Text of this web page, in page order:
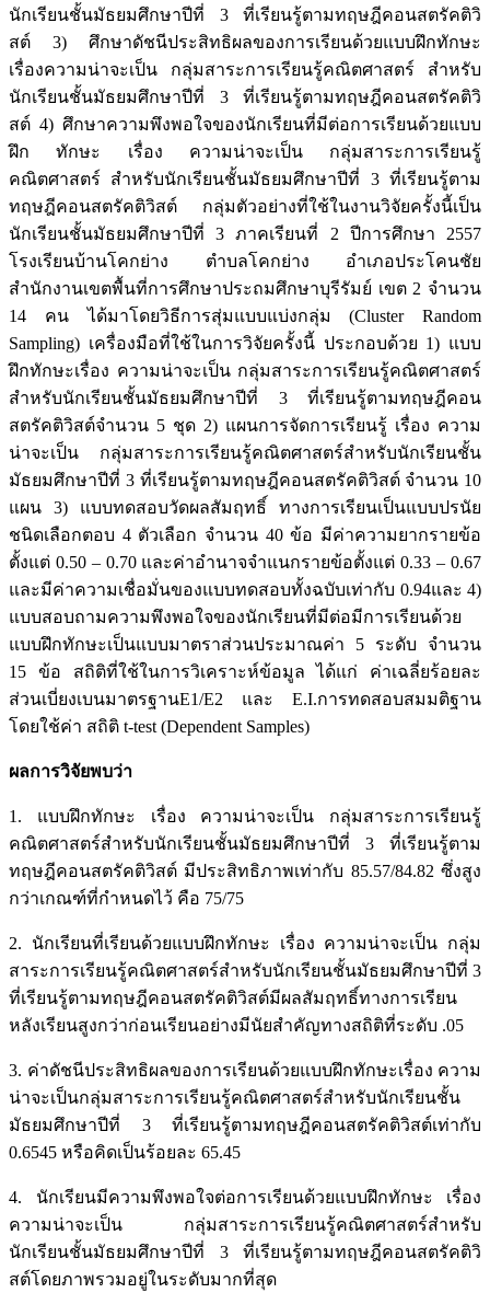
นักเรียนชั้นมัธยมศึกษาปีที่ 3 ที่เรียนรู้ตามทฤษฎีคอนสตรัคติวิ
สต์ 3) ศึกษาดัชนีประสิทธิผลของการเรียนด้วยแบบฝึกทักษะ
เรื่องความน่าจะเป็น กลุ่มสาระการเรียนรู้คณิตศาสตร์ สำหรับ
นักเรียนชั้นมัธยมศึกษาปีที่ 3 ที่เรียนรู้ตามทฤษฎีคอนสตรัคติวิ
สต์ 4) ศึกษาความพึงพอใจของนักเรียนที่มีต่อการเรียนด้วยแบบ
ฝึก ทักษะ เรื่อง ความน่าจะเป็น กลุ่มสาระการเรียนรู้
คณิตศาสตร์ สำหรับนักเรียนชั้นมัธยมศึกษาปีที่ 3 ที่เรียนรู้ตาม
ทฤษฎีคอนสตรัคติวิสต์ กลุ่มตัวอย่างที่ใช้ในงานวิจัยครั้งนี้เป็น
นักเรียนชั้นมัธยมศึกษาปีที่ 3 ภาคเรียนที่ 2 ปีการศึกษา 2557
โรงเรียนบ้านโคกย่าง ตำบลโคกย่าง อำเภอประโคนชัย
สำนักงานเขตพื้นที่การศึกษาประถมศึกษาบุรีรัมย์ เขต 2 จำนวน
14 คน ได้มาโดยวิธีการสุ่มแบบแบ่งกลุ่ม (Cluster Random
Sampling) เครื่องมือที่ใช้ในการวิจัยครั้งนี้ ประกอบด้วย 1) แบบ
ฝึกทักษะเรื่อง ความน่าจะเป็น กลุ่มสาระการเรียนรู้คณิตศาสตร์
สำหรับนักเรียนชั้นมัธยมศึกษาปีที่ 3 ที่เรียนรู้ตามทฤษฎีคอน
สตรัคติวิสต์จำนวน 5 ชุด 2) แผนการจัดการเรียนรู้ เรื่อง ความ
น่าจะเป็น กลุ่มสาระการเรียนรู้คณิตศาสตร์สำหรับนักเรียนชั้น
มัธยมศึกษาปีที่ 3 ที่เรียนรู้ตามทฤษฎีคอนสตรัคติวิสต์ จำนวน 10
แผน 3) แบบทดสอบวัดผลสัมฤทธิ์ ทางการเรียนเป็นแบบปรนัย
ชนิดเลือกตอบ 4 ตัวเลือก จำนวน 40 ข้อ มีค่าความยากรายข้อ
ตั้งแต่ 0.50 – 0.70 และค่าอำนาจจำแนกรายข้อตั้งแต่ 0.33 – 0.67
และมีค่าความเชื่อมั่นของแบบทดสอบทั้งฉบับเท่ากับ 0.94และ 4)
แบบสอบถามความพึงพอใจของนักเรียนที่มีต่อมีการเรียนด้วย
แบบฝึกทักษะเป็นแบบมาตราส่วนประมาณค่า 5 ระดับ จำนวน
15 ข้อ สถิติที่ใช้ในการวิเคราะห์ข้อมูล ได้แก่ ค่าเฉลี่ยร้อยละ
ส่วนเบี่ยงเบนมาตรฐานE1/E2 และ E.I.การทดสอบสมมติฐาน
โดยใช้ค่า สถิติ t-test (Dependent Samples)
ผลการวิจัยพบว่า
1. แบบฝึกทักษะ เรื่อง ความน่าจะเป็น กลุ่มสาระการเรียนรู้
คณิตศาสตร์สำหรับนักเรียนชั้นมัธยมศึกษาปีที่ 3 ที่เรียนรู้ตาม
ทฤษฎีคอนสตรัคติวิสต์ มีประสิทธิภาพเท่ากับ 85.57/84.82 ซึ่งสูง
กว่าเกณฑ์ที่กำหนดไว้ คือ 75/75
2. นักเรียนที่เรียนด้วยแบบฝึกทักษะ เรื่อง ความน่าจะเป็น กลุ่ม
สาระการเรียนรู้คณิตศาสตร์สำหรับนักเรียนชั้นมัธยมศึกษาปีที่ 3
ที่เรียนรู้ตามทฤษฎีคอนสตรัคติวิสต์มีผลสัมฤทธิ์ทางการเรียน
หลังเรียนสูงกว่าก่อนเรียนอย่างมีนัยสำคัญทางสถิติที่ระดับ .05
3. ค่าดัชนีประสิทธิผลของการเรียนด้วยแบบฝึกทักษะเรื่อง ความ
น่าจะเป็นกลุ่มสาระการเรียนรู้คณิตศาสตร์สำหรับนักเรียนชั้น
มัธยมศึกษาปีที่ 3 ที่เรียนรู้ตามทฤษฎีคอนสตรัคติวิสต์เท่ากับ
0.6545 หรือคิดเป็นร้อยละ 65.45
4. นักเรียนมีความพึงพอใจต่อการเรียนด้วยแบบฝึกทักษะ เรื่อง
ความน่าจะเป็น กลุ่มสาระการเรียนรู้คณิตศาสตร์สำหรับ
นักเรียนชั้นมัธยมศึกษาปีที่ 3 ที่เรียนรู้ตามทฤษฎีคอนสตรัคติวิ
สต์โดยภาพรวมอยู่ในระดับมากที่สุด